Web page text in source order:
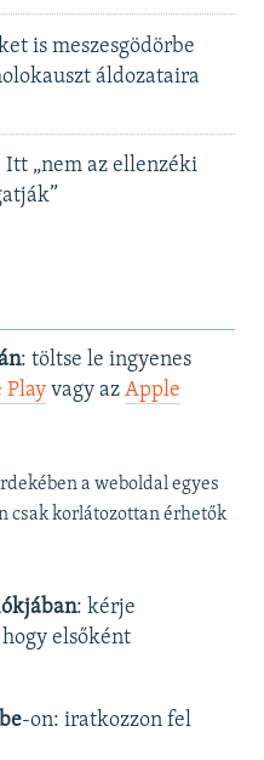
is meszesgödörbe
áldozataira
Itt „nem az ellenzéki
: töltse le ingyenes
Playvagy az Apple
a weboldal egyes
csak korlátozottan érhetők
: kérje
elsőként
-on: iratkozzon fel